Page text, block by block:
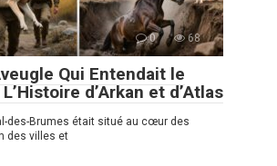
0 68
Qui Entendait le
d’Arkan et d’Atlas
des-Brumes était situé au cœur des
des villes et